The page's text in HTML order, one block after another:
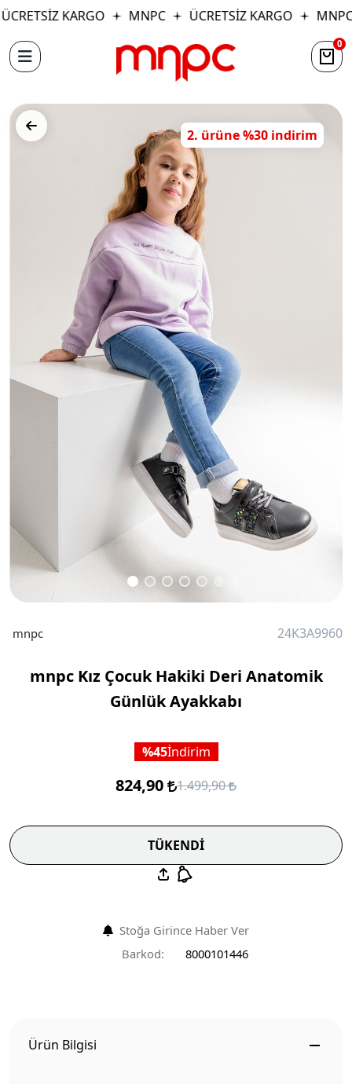
KARGO MNPC ÜCRETSİZ KARGO MNPC
0
2. ürüne %30 indirim
mnpc 24K3A9960
mnpc Kız Çocuk Hakiki Deri Anatomik
Günlük Ayakkabı
45İndirim
824,90 1.499,90
TÜKENDİ
Stoğa Girince Haber Ver
Barkod:
8000101446
Ürün Bilgisi